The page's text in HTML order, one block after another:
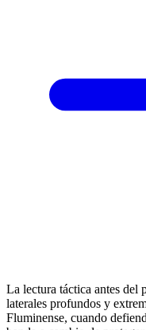
La lectura táctica antes del
laterales profundos y
Fluminense, cuando